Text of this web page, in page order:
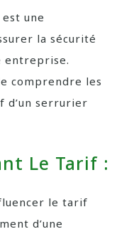
une
la sécurité
entreprise.
comprendre les
d’un serrurier
Le Tarif :
le tarif
d’une